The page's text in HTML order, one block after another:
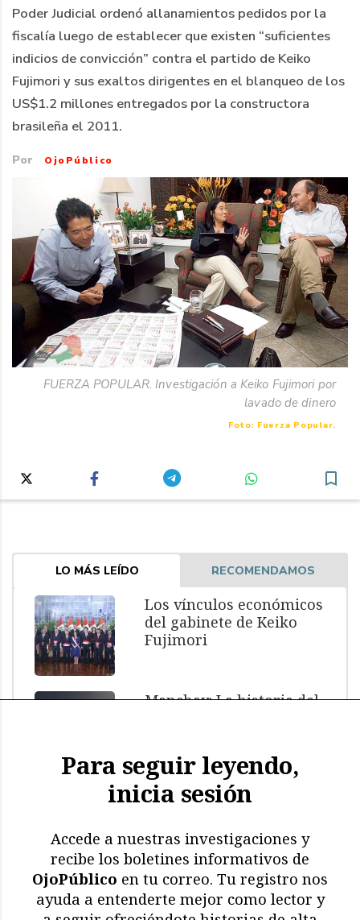
Poder Judicial ordenó allanamientos pedidos por la
fiscalía luego de establecer que existen “suficientes
indicios de convicción” contra el partido de Keiko
Fujimori y sus exaltos dirigentes en el blanqueo de los
US$1.2 millones entregados por la constructora
brasileña el 2011.
Por OjoPúblico
FUERZA POPULAR. Investigación a Keiko Fujimori por
lavado de dinero
Foto: Fuerza Popular.
LO MÁS LEÍDO RECOMENDAMOS
Los vínculos económicos
del gabinete de Keiko
Fujimori
Manchay: La historia del
El impacto de El Niño: más
mamíferos marinos
muertos
Memoria en riesgo:
restricciones y deterioro
Para seguir leyendo,
inicia sesión
Accede a nuestras investigaciones y
recibe los boletines informativos de
OjoPúblico en tu correo. Tu registro nos
ayuda a entenderte mejor como lector y